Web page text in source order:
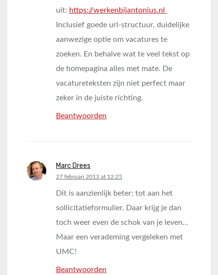
uit: https://werkenbijantonius.nl
Inclusief goede url-structuur, duidelijke
aanwezige optie om vacatures te
zoeken. En behalve wat te veel tekst op
de homepagina alles met mate. De
vacatureteksten zijn niet perfect maar
zeker in de juiste richting.
Beantwoorden
Marc Drees
says:
27 februari 2013 at 12:25
Dit is aanzienlijk beter; tot aan het
sollicitatieformulier. Daar krijg je dan
toch weer even de schok van je leven…
Maar een verademing vergeleken met
UMC!
Beantwoorden